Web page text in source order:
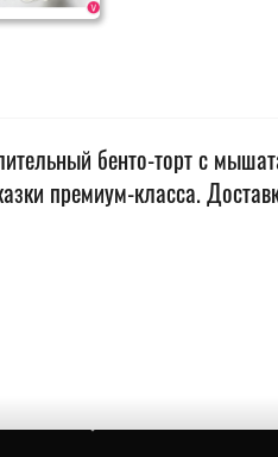
бенто-торт с
премиум-класса.